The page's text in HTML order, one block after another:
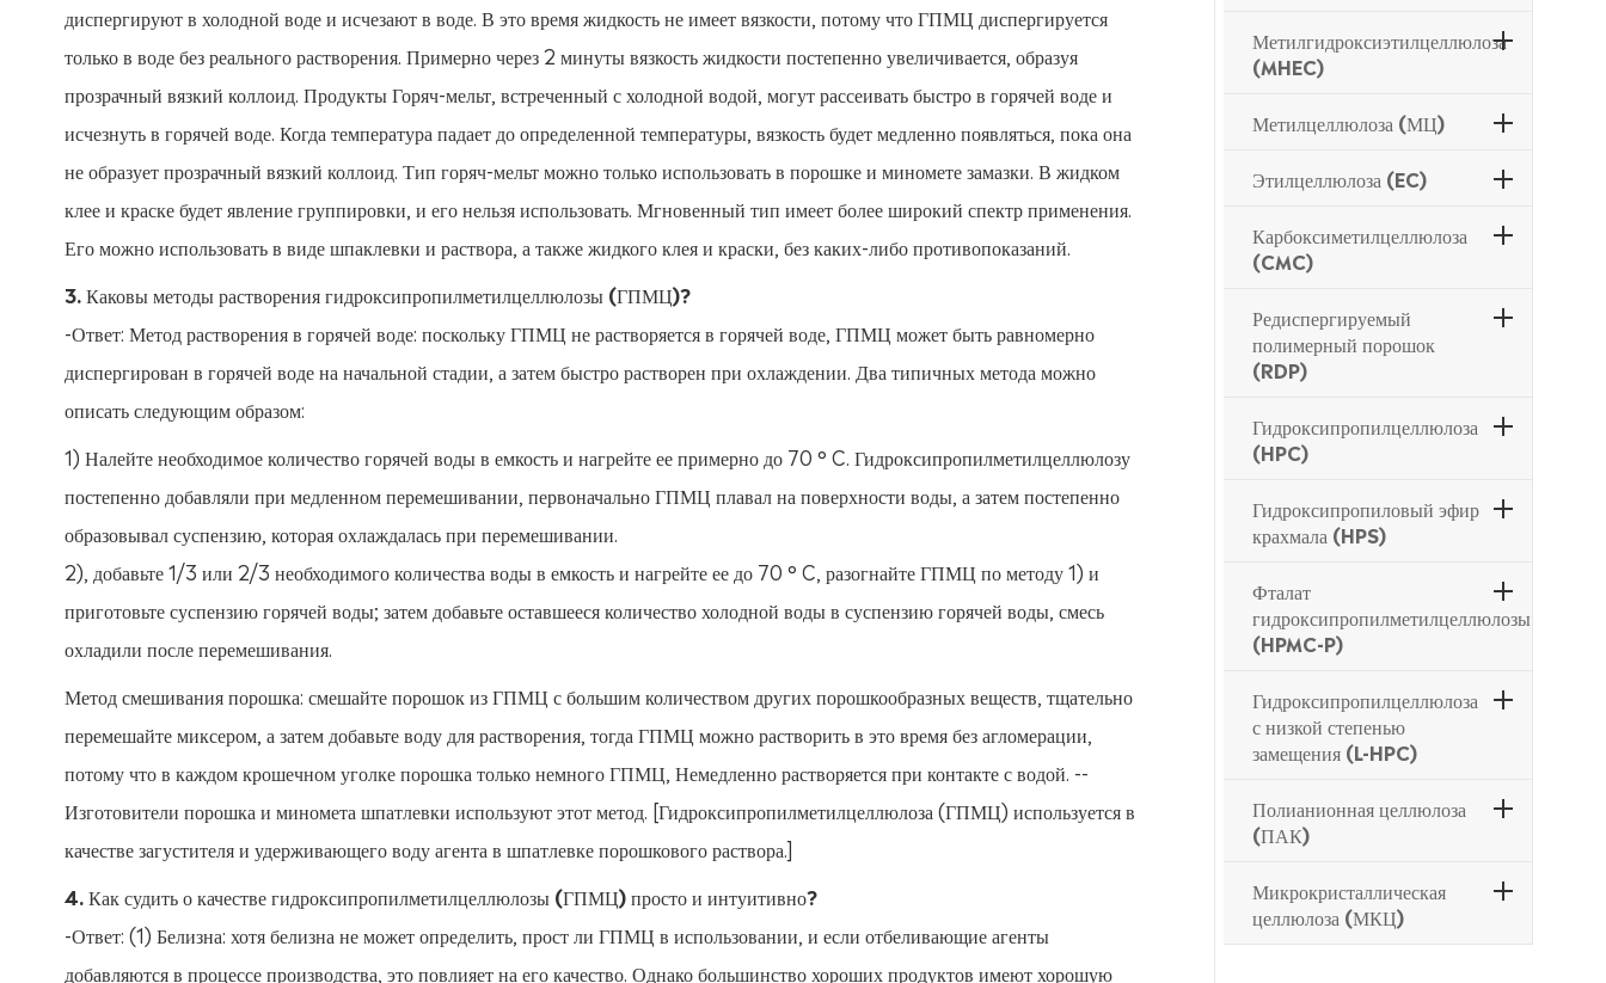
диспергируют в холодной воде и исчезают в воде. В это время жидкость не имеет вязкости, потому что ГПМЦ диспергируется
только в воде без реального растворения. Примерно через 2 минуты вязкость жидкости постепенно увеличивается, образуя
прозрачный вязкий коллоид. Продукты Горяч-мельт, встреченный с холодной водой, могут рассеивать быстро в горячей воде и
исчезнуть в горячей воде. Когда температура падает до определенной температуры, вязкость будет медленно появляться, пока она
не образует прозрачный вязкий коллоид. Тип горяч-мельт можно только использовать в порошке и миномете замазки. В жидком
клее и краске будет явление группировки, и его нельзя использовать. Мгновенный тип имеет более широкий спектр применения.
Его можно использовать в виде шпаклевки и раствора, а также жидкого клея и краски, без каких-либо противопоказаний.
3. Каковы методы растворения гидроксипропилметилцеллюлозы (ГПМЦ)?
-Ответ: Метод растворения в горячей воде: поскольку ГПМЦ не растворяется в горячей воде, ГПМЦ может быть равномерно
диспергирован в горячей воде на начальной стадии, а затем быстро растворен при охлаждении. Два типичных метода можно
описать следующим образом:
1) Налейте необходимое количество горячей воды в емкость и нагрейте ее примерно до 70 ° C. Гидроксипропилметилцеллюлозу
постепенно добавляли при медленном перемешивании, первоначально ГПМЦ плавал на поверхности воды, а затем постепенно
образовывал суспензию, которая охлаждалась при перемешивании.
2), добавьте 1/3 или 2/3 необходимого количества воды в емкость и нагрейте ее до 70 ° C, разогнайте ГПМЦ по методу 1) и
приготовьте суспензию горячей воды; затем добавьте оставшееся количество холодной воды в суспензию горячей воды, смесь
охладили после перемешивания.
Метод смешивания порошка: смешайте порошок из ГПМЦ с большим количеством других порошкообразных веществ, тщательно
перемешайте миксером, а затем добавьте воду для растворения, тогда ГПМЦ можно растворить в это время без агломерации,
потому что в каждом крошечном уголке порошка только немного ГПМЦ, Немедленно растворяется при контакте с водой. --
Изготовители порошка и миномета шпатлевки используют этот метод. [Гидроксипропилметилцеллюлоза (ГПМЦ) используется в
качестве загустителя и удерживающего воду агента в шпатлевке порошкового раствора.]
4. Как судить о качестве гидроксипропилметилцеллюлозы (ГПМЦ) просто и интуитивно?
-Ответ: (1) Белизна: хотя белизна не может определить, прост ли ГПМЦ в использовании, и если отбеливающие агенты
добавляются в процессе производства, это повлияет на его качество. Однако большинство хороших продуктов имеют хорошую
Метилгидроксиэтилцеллюлоза
(MHEC)
Метилцеллюлоза (МЦ)
Этилцеллюлоза (EC)
Карбоксиметилцеллюлоза
(CMC)
Редиспергируемый
полимерный порошок
(RDP)
Гидроксипропилцеллюлоза
(HPC)
Гидроксипропиловый эфир
крахмала (HPS)
Фталат
гидроксипропилметилцеллюлозы
(HPMC-P)
Гидроксипропилцеллюлоза
с низкой степенью
замещения (L-HPC)
Полианионная целлюлоза
(ПАК)
Микрокристаллическая
целлюлоза (МКЦ)